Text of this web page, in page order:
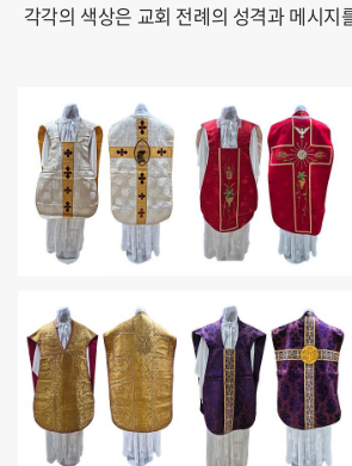
각각의 색상은 교회 전례의 성격과 메시지